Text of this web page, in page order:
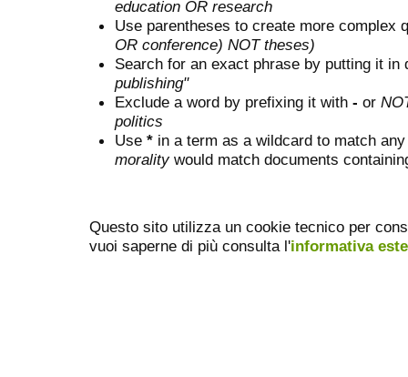
education OR research
Use parentheses to create more complex
OR conference) NOT theses)
Search for an exact phrase by putting it
publishing"
Exclude a word by prefixing it with - or
politics
Use * in a term as a wildcard to match
moralitywould match documents
Questo sito utilizza un cookie tecnico per
vuoi saperne di più consulta l'informativa